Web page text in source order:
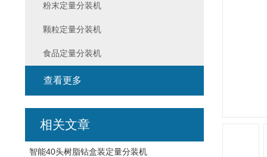
粉末定量分装机
颗粒定量分装机
食品定量分装机
查看更多
相关文章
智能40头树脂钻盒装定量分装机